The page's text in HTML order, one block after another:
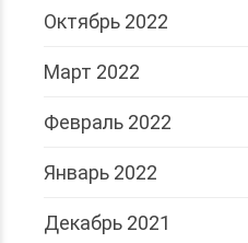
Октябрь 2022
Март 2022
Февраль 2022
Январь 2022
Декабрь 2021